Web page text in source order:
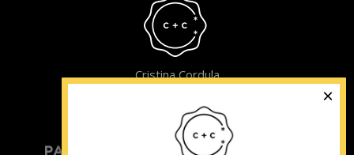
Cristina Cordula
PARTICULIER ENTREPRISE